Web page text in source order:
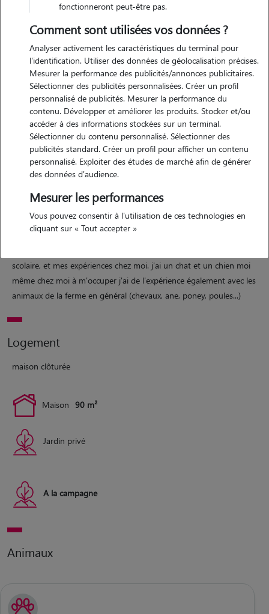
Motivation
j'ai du temps à consacrer à vos animaux pendant votre absence alors
n'hésitez pas à me contacter ! j'ai 24 ans, une maison plutot grande
avec jardin clos et sécurisé. ............................................................................
Expérience
scolaire, et mes expériences chez moi. j'ai un chat et un chien moi
même chez moi à m'occuper j'ai de l'expérience également avec les
animaux de la ferme en général (chevaux, ane, poney, poules...)
Logement
maison clôturée
Maison 90 m²
Jardin privé
A la campagne
Animaux
fonctionneront peut-être pas.
Comment sont utilisées vos données ?
Analyser activement les caractéristiques du terminal pour
l'identification. Utiliser des données de géolocalisation précises.
Mesurer la performance des publicités/annonces publicitaires.
Sélectionner des publicités personnalisées. Créer un profil
personnalisé de publicités. Mesurer la performance du
contenu. Développer et améliorer les produits. Stocker et/ou
accéder à des informations stockées sur un terminal.
Sélectionner du contenu personnalisé. Sélectionner des
publicités standard. Créer un profil pour afficher un contenu
personnalisé. Exploiter des études de marché afin de générer
des données d'audience.
Mesurer les performances
Vous pouvez consentir à l'utilisation de ces technologies en
cliquant sur « Tout accepter »